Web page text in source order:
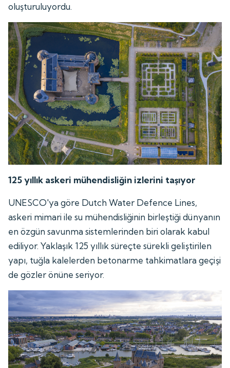
oluşturuluyordu.
125 yıllık askeri mühendisliğin izlerini taşıyor
UNESCO'ya göre Dutch Water Defence Lines,
askeri mimari ile su mühendisliğinin birleştiği dünyanın
en özgün savunma sistemlerinden biri olarak kabul
ediliyor. Yaklaşık 125 yıllık süreçte sürekli geliştirilen
yapı, tuğla kalelerden betonarme tahkimatlara geçişi
de gözler önüne seriyor.